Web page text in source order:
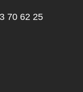
70 62 25